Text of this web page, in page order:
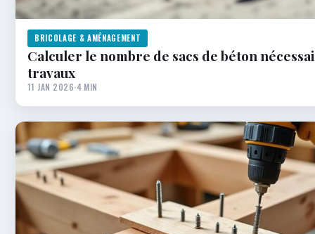
BRICOLAGE & AMÉNAGEMENT
Calculer le nombre de sacs de béton
travaux
11 JAN 2026·4 MIN